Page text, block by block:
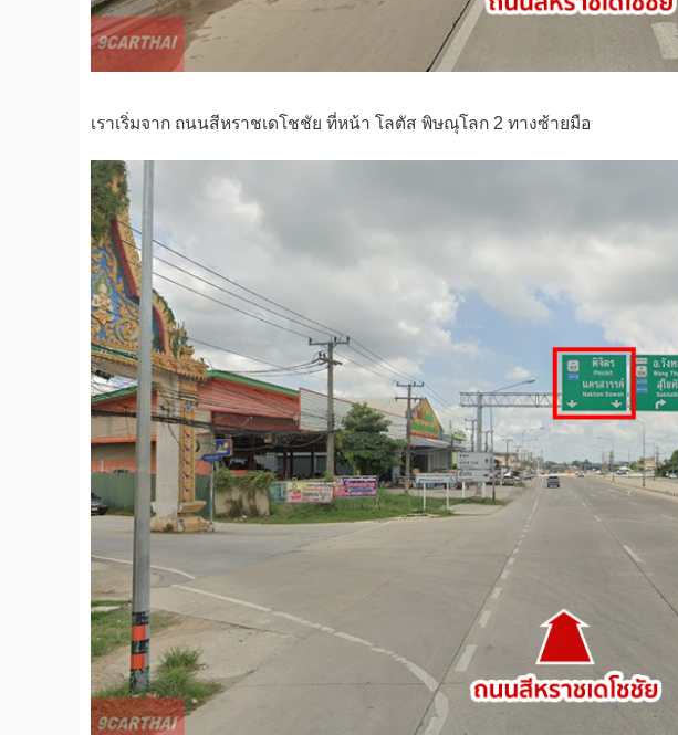
เราเริ่มจาก ถนนสีหราชเดโชชัย ที่หน้า โลตัส พิษณุโลก 2 ทางซ้ายมือ